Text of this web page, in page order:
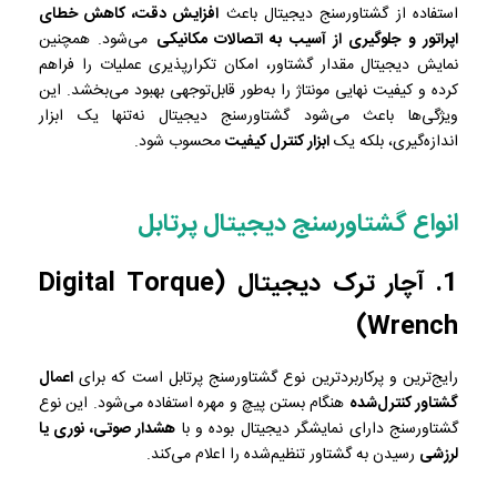
استفاده از گشتاورسنج دیجیتال باعث افزایش دقت، کاهش خطای
اپراتور و جلوگیری از آسیب به اتصالات مکانیکی می‌شود. همچنین
نمایش دیجیتال مقدار گشتاور، امکان تکرارپذیری عملیات را فراهم
کرده و کیفیت نهایی مونتاژ را به‌طور قابل‌توجهی بهبود می‌بخشد. این
ویژگی‌ها باعث می‌شود گشتاورسنج دیجیتال نه‌تنها یک ابزار
اندازه‌گیری، بلکه یکابزار کنترل کیفیتمحسوب شود.
انواع گشتاورسنج دیجیتال پرتابل
1. آچار ترک دیجیتال (Digital Torque
Wrench)
رایج‌ترین و پرکاربردترین نوع گشتاورسنج پرتابل است که برای اعمال
گشتاور کنترل‌شده هنگام بستن پیچ و مهره استفاده می‌شود. این نوع
گشتاورسنج دارای نمایشگر دیجیتال بوده و با هشدار صوتی، نوری یا
لرزشی رسیدن به گشتاور تنظیم‌شده را اعلام می‌کند.